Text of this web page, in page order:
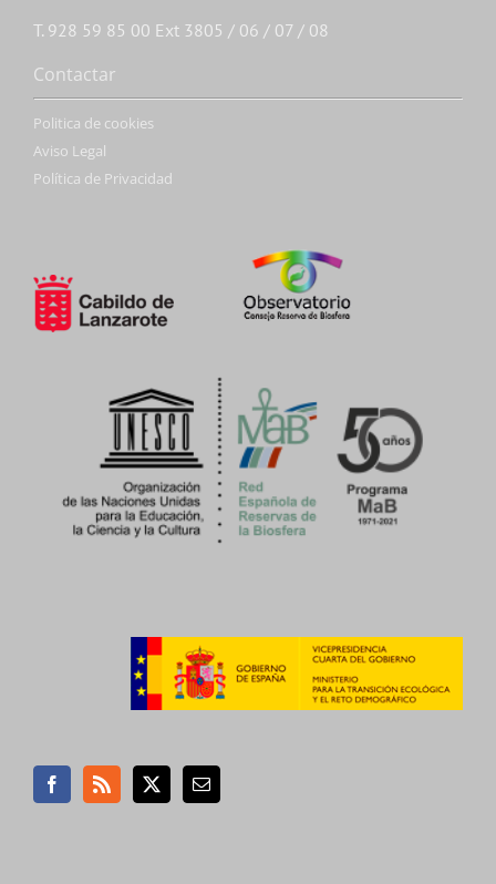
T. 928 59 85 00 Ext 3805 / 06 / 07 / 08
Contactar
Politica de cookies
Aviso Legal
Política de Privacidad